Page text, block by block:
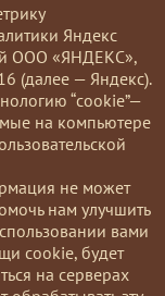
Яндекс
ООО «ЯНДЕКС»,
(далее — Яндекс).
“cookie”—
на компьютере
не может
нам улучшить
вами
cookie, будет
на серверах